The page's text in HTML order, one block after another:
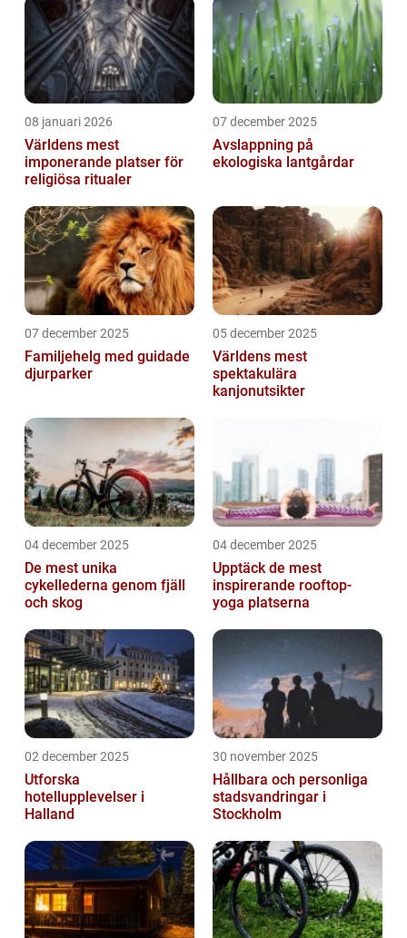
08 januari 2026
Världens mest
imponerande platser för
religiösa ritualer
07 december 2025
Avslappning på
ekologiska lantgårdar
07 december 2025
Familjehelg med guidade
djurparker
05 december 2025
Världens mest
spektakulära
kanjonutsikter
04 december 2025
De mest unika
cykellederna genom fjäll
och skog
04 december 2025
Upptäck de mest
inspirerande rooftop-
yoga platserna
02 december 2025
Utforska
hotellupplevelser i
Halland
30 november 2025
Hållbara och personliga
stadsvandringar i
Stockholm